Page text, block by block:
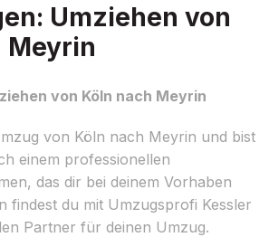
Umziehen von
Meyrin
von Köln nach Meyrin
von Köln nach Meyrin und bist
einem professionellen
das dir bei deinem Vorhaben
findest du mit Umzugsprofi Kessler
Partner für deinen Umzug.